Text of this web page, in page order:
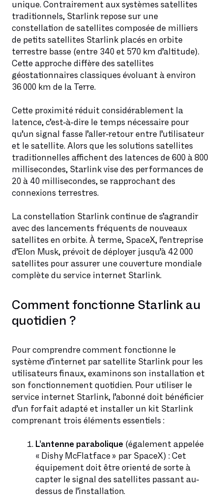
unique. Contrairement aux systèmes satellites
traditionnels, Starlink repose sur une
constellation de satellites composée de milliers
de petits satellites Starlink placés en orbite
terrestre basse (entre 340 et 570 km d’altitude).
Cette approche diffère des satellites
géostationnaires classiques évoluant à environ
36 000 km de la Terre.
Cette proximité réduit considérablement la
latence, c’est-à-dire le temps nécessaire pour
qu’un signal fasse l’aller-retour entre l’utilisateur
et le satellite. Alors que les solutions satellites
traditionnelles affichent des latences de 600 à 800
millisecondes, Starlink vise des performances de
20 à 40 millisecondes, se rapprochant des
connexions terrestres.
La constellation Starlink continue de s’agrandir
avec des lancements fréquents de nouveaux
satellites en orbite. À terme, SpaceX, l’entreprise
d’Elon Musk, prévoit de déployer jusqu’à 42 000
satellites pour assurer une couverture mondiale
complète du service internet Starlink.
Comment fonctionne Starlink au
quotidien ?
Pour comprendre comment fonctionne le
système d’internet par satellite Starlink pour les
utilisateurs finaux, examinons son installation et
son fonctionnement quotidien. Pour utiliser le
service internet Starlink, l’abonné doit bénéficier
d’un forfait adapté et installer un kit Starlink
comprenant trois éléments essentiels :
L’antenne parabolique (également appelée
« Dishy McFlatface » par SpaceX) : Cet
équipement doit être orienté de sorte à
capter le signal des satellites passant au-
dessus de l’installation.